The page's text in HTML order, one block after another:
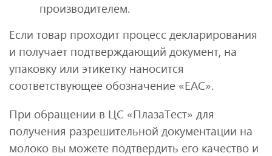
производителем.
Если товар проходит процесс декларирования
и получает подтверждающий документ, на
упаковку или этикетку наносится
соответствующее обозначение «ЕАС».
При обращении в ЦС «ПлазаТест» для
получения разрешительной документации на
молоко вы можете подтвердить его качество и